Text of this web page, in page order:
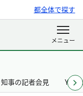
都全体で探す
知事の記者会見